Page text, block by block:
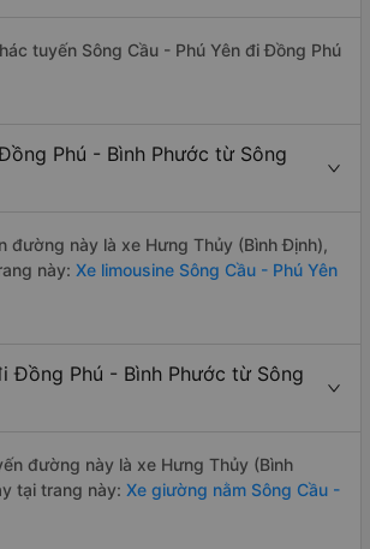
tuyến Sông Cầu - Phú Yên đi Đồng Phú
Phú - Bình Phước từ Sông
đường này là xe Hưng Thủy (Bình Định),
này: Xe limousine Sông Cầu - Phú Yên
Đồng Phú - Bình Phước từ Sông
đường này là xe Hưng Thủy (Bình
tại trang này: Xe giường nằm Sông Cầu -